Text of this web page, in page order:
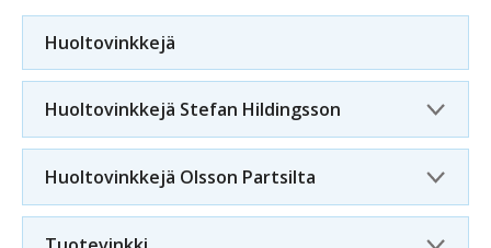
Huoltovinkkejä
Huoltovinkkejä Stefan Hildingsson
Huoltovinkkejä Olsson Partsilta